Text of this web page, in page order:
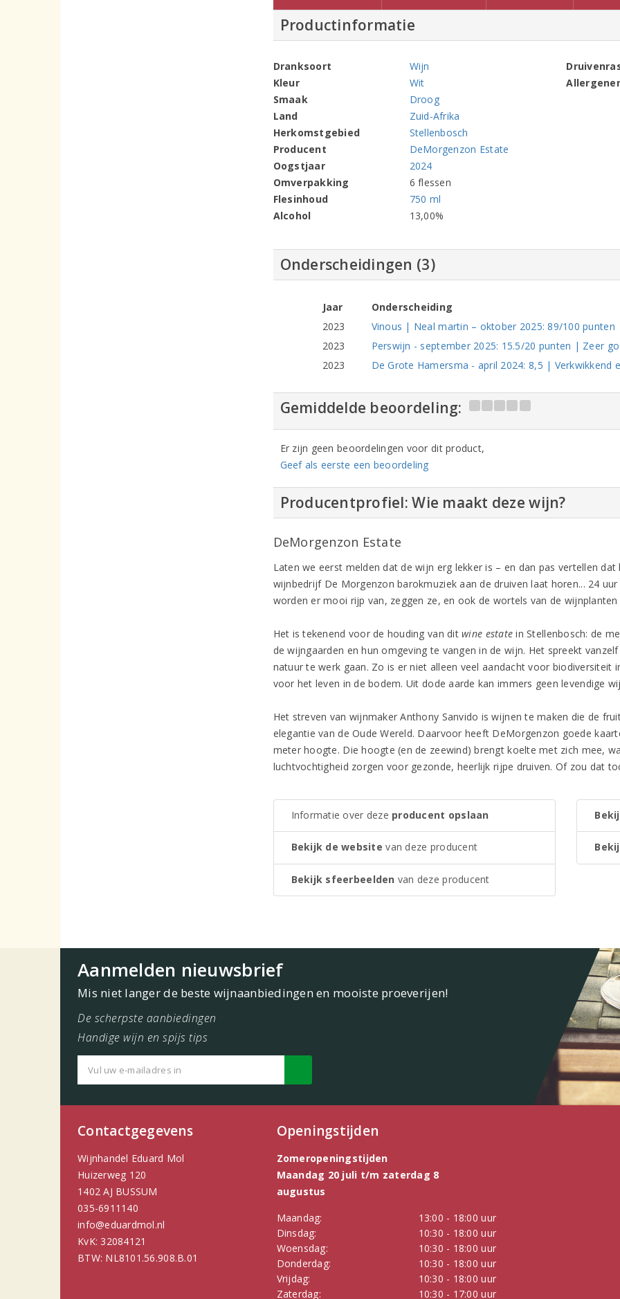
Productinformatie
Dranksoort
Wijn
Kleur
Wit
Smaak
Droog
Land
Zuid-Afrika
Herkomstgebied
Stellenbosch
Producent
DeMorgenzon Estate
Oogstjaar
2024
Omverpakking
6 flessen
Flesinhoud
750 ml
Alcohol
13,00%
Onderscheidingen (3)
Jaar
Onderscheiding
2023
Vinous | Neal martin – oktober 2025: 89/100 punten
2023
Perswijn - september 2025: 15.5/20 punten | Zeer
2023
De Grote Hamersma - april 2024: 8,5 | Verkwikkend
Gemiddelde beoordeling:
Er zijn geen beoordelingen voor dit product,
Geef als eerste een beoordeling
Producentprofiel: Wie maakt deze wijn?
DeMorgenzon Estate
Laten we eerst melden dat de wijn erg lekker is – en dan pas vertellen dat
wijnbedrijf De Morgenzon barokmuziek aan de druiven laat horen... 24
worden er mooi rijp van, zeggen ze, en ook de wortels van de
Het is tekenend voor de houding van ditwine estate in Stellenbosch: de
de wijngaarden en hun omgeving te vangen in de wijn. Het spreekt
natuur te werk gaan. Zo is er niet alleen veel aandacht voor
voor het leven in de bodem. Uit dode aarde kan immers geen levendige
Het streven van wijnmaker Anthony Sanvido is wijnen te maken die de
elegantie van de Oude Wereld. Daarvoor heeft DeMorgenzon goede
meter hoogte. Die hoogte (en de zeewind) brengt koelte met zich mee,
luchtvochtigheid zorgen voor gezonde, heerlijk rijpe druiven. Of zou dat
Informatie over deze producent opslaan
Bekijk de website van deze producent
Bekijk sfeerbeelden van deze producent
Aanmelden nieuwsbrief
Mis niet langer de beste wijnaanbiedingen en mooiste proeverijen!
De scherpste aanbiedingen
Handige wijn en spijs tips
Contactgegevens
Wijnhandel Eduard Mol
Huizerweg 120
1402 AJ BUSSUM
035-6911140
info@eduardmol.nl
KvK: 32084121
BTW: NL8101.56.908.B.01
Openingstijden
Zomeropeningstijden
Maandag 20 juli t/m zaterdag 8
augustus
Maandag:
13:00 - 18:00 uur
Dinsdag:
10:30 - 18:00 uur
Woensdag:
10:30 - 18:00 uur
Donderdag:
10:30 - 18:00 uur
Vrijdag:
10:30 - 18:00 uur
Zaterdag:
10:30 - 17:00 uur